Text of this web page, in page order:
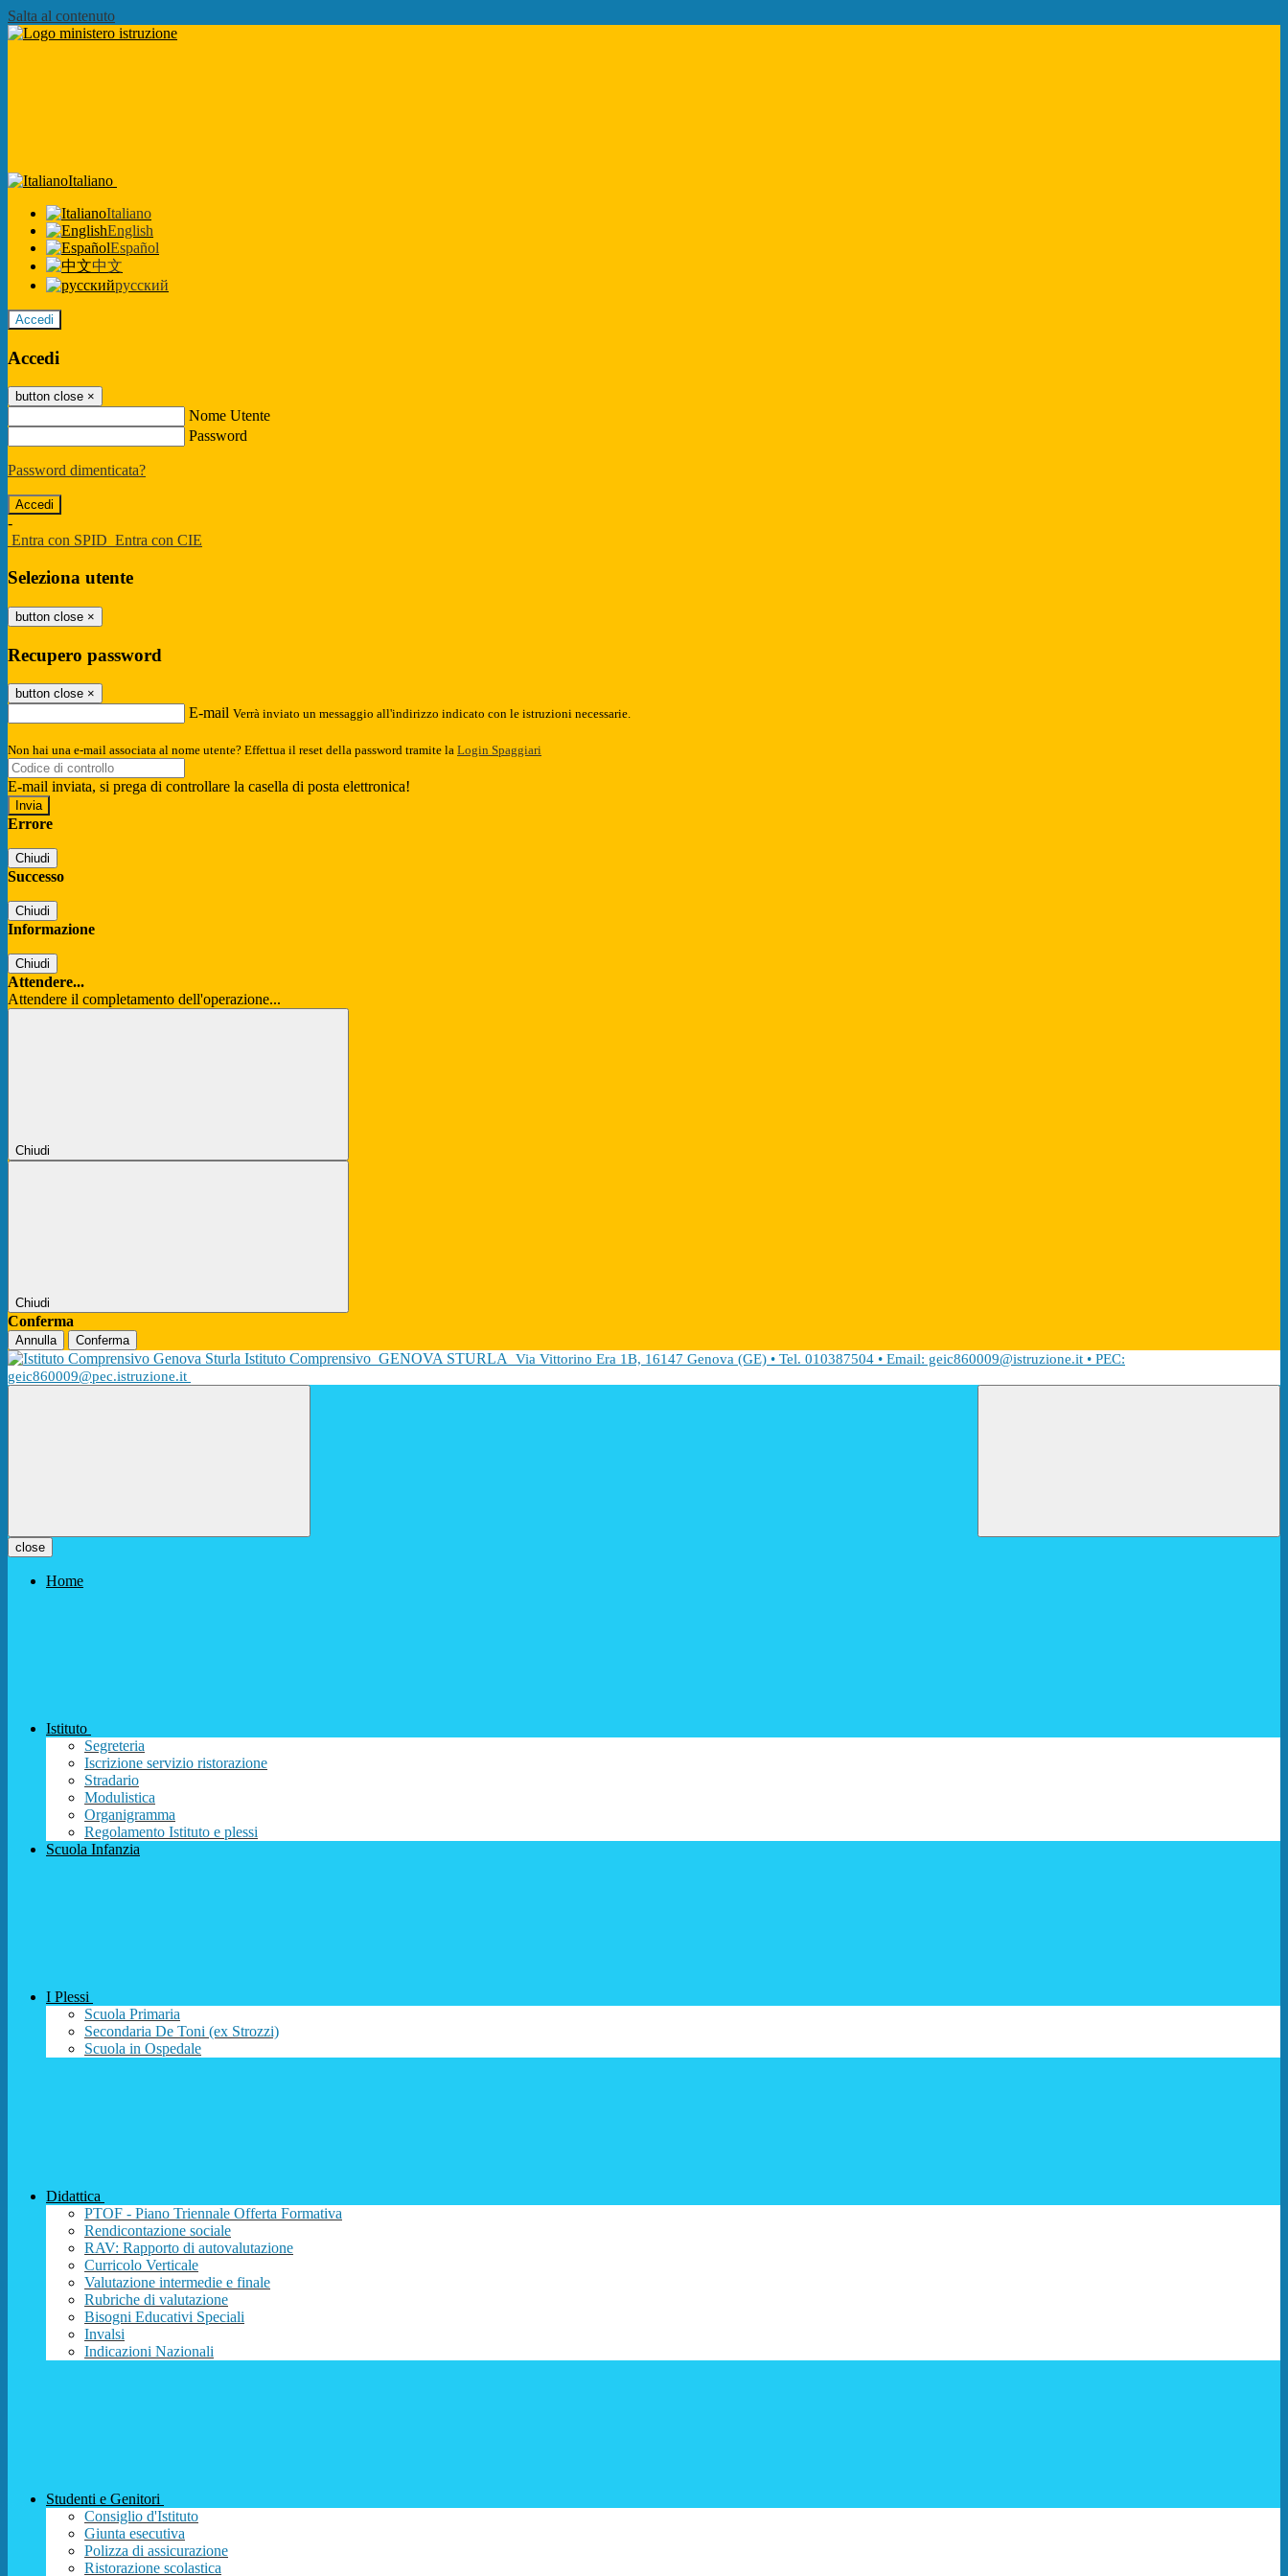
Salta al contenuto
Italiano
Italiano
English
Español
中文
русский
Accedi
Accedi
button close ×
Nome Utente
Password
Password dimenticata?
-
Entra con SPID Entra con CIE
Seleziona utente
button close ×
Recupero password
button close ×
E-mail Verrà inviato un messaggio all'indirizzo indicato con le istruzioni necessarie.
Non hai una e-mail associata al nome utente? Effettua il reset della password tramite la Login Spaggiari
E-mail inviata, si prega di controllare la casella di posta elettronica!
Errore
Chiudi
Successo
Chiudi
Informazione
Chiudi
Attendere...
Attendere il completamento dell'operazione...
Chiudi
Chiudi
Conferma
Annulla Conferma
Istituto Comprensivo GENOVA STURLA
Via Vittorino Era 1B, 16147 Genova (GE) • Tel. 010387504 • Email: geic860009@istruzione.it • PEC:
geic860009@pec.istruzione.it
close
Home
Istituto
Segreteria
Iscrizione servizio ristorazione
Stradario
Modulistica
Organigramma
Regolamento Istituto e plessi
Scuola Infanzia
I Plessi
Scuola Primaria
Secondaria De Toni (ex Strozzi)
Scuola in Ospedale
Didattica
PTOF - Piano Triennale Offerta Formativa
Rendicontazione sociale
RAV: Rapporto di autovalutazione
Curricolo Verticale
Valutazione intermedie e finale
Rubriche di valutazione
Bisogni Educativi Speciali
Invalsi
Indicazioni Nazionali
Studenti e Genitori
Consiglio d'Istituto
Giunta esecutiva
Polizza di assicurazione
Ristorazione scolastica